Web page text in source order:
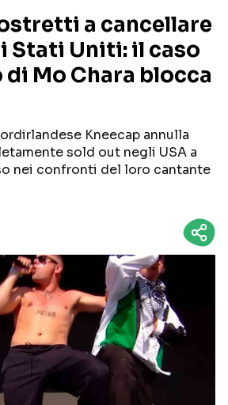
TESTI CANZONI
TOUR ED EVENTI
TALENT SHOW
a cancellare
Stati Uniti: il caso
Mo Chara blocca
Kneecap annulla
sold out negli USA a
nei confronti del loro cantante